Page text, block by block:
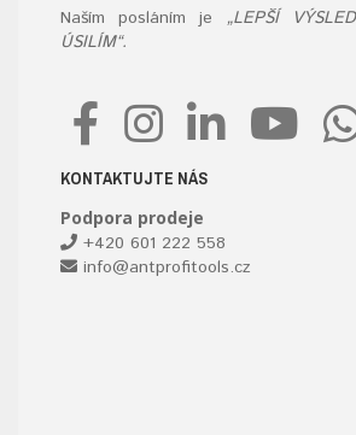
Naším posláním je „LEPŠÍ
ÚSILÍM“.
KONTAKTUJTE NÁS
Podpora prodeje
+420 601 222 558
info@antprofitools.cz